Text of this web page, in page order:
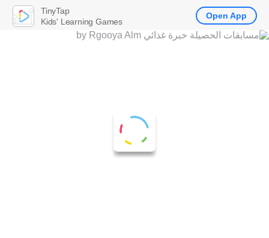
TinyTap
Kids' Learning Games
Open App